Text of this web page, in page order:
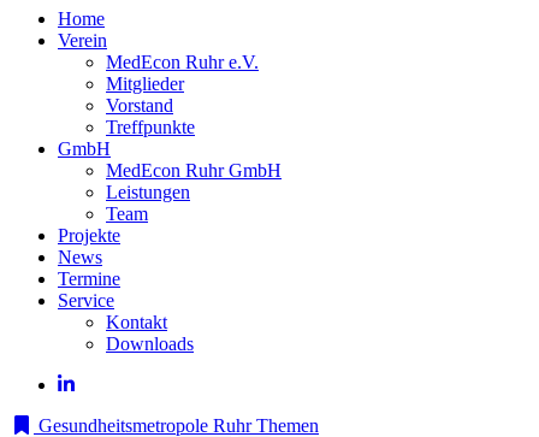
Home
Verein
MedEcon Ruhr e.V.
Mitglieder
Vorstand
Treffpunkte
GmbH
MedEcon Ruhr GmbH
Leistungen
Team
Projekte
News
Termine
Service
Kontakt
Downloads
Gesundheitsmetropole Ruhr Themen